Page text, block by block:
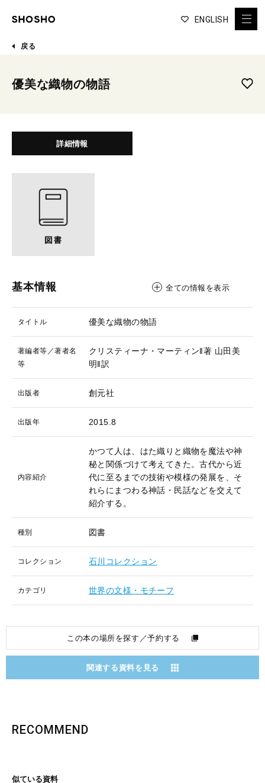
ENGLISH
戻る
優美な織物の物語
詳細情報
基本情報 全ての情報を表示
タイトル 優美な織物の物語
著編者等／著者名
等
クリスティーナ・マーティン‖著 山田美
明‖訳
出版者 創元社
出版年 2015.8
内容紹介
かつて人は、はた織りと織物を魔法や神
秘と関係づけて考えてきた。古代から近
代に至るまでの技術や模様の発展を、そ
れらにまつわる神話・民話などを交えて
紹介する。
種別 図書
コレクション 石川コレクション
カテゴリ 世界の文様・モチーフ
この本の場所を探す／予約する
関連する資料を見る
RECOMMEND
似ている資料